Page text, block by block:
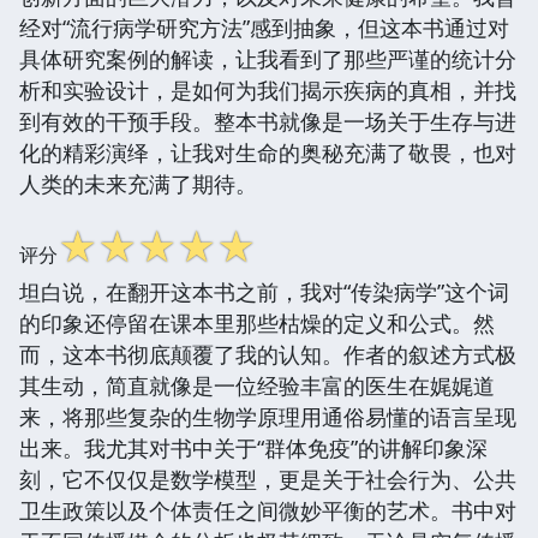
经对“流行病学研究方法”感到抽象，但这本书通过对
具体研究案例的解读，让我看到了那些严谨的统计分
析和实验设计，是如何为我们揭示疾病的真相，并找
到有效的干预手段。整本书就像是一场关于生存与进
化的精彩演绎，让我对生命的奥秘充满了敬畏，也对
人类的未来充满了期待。
评分☆☆☆☆☆
坦白说，在翻开这本书之前，我对“传染病学”这个词
的印象还停留在课本里那些枯燥的定义和公式。然
而，这本书彻底颠覆了我的认知。作者的叙述方式极
其生动，简直就像是一位经验丰富的医生在娓娓道
来，将那些复杂的生物学原理用通俗易懂的语言呈现
出来。我尤其对书中关于“群体免疫”的讲解印象深
刻，它不仅仅是数学模型，更是关于社会行为、公共
卫生政策以及个体责任之间微妙平衡的艺术。书中对